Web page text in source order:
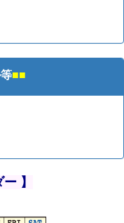
■■
】